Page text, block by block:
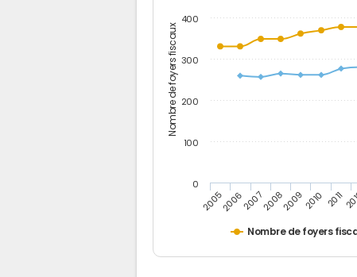
Nombre de foyers fiscaux
Nombre de foyers
200520062007200820092010 2011
0
100
200
300
400